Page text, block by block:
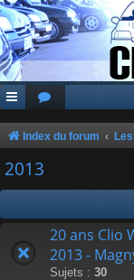
Index du forum
2013
20 ans Clio
2013 -
Sujets : 30